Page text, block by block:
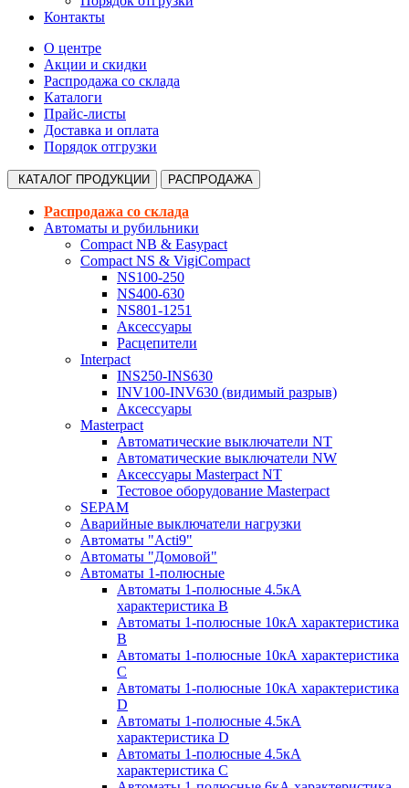
Контакты
О центре
Акции и скидки
Распродажа со склада
Каталоги
Прайс-листы
Доставка и оплата
Порядок отгрузки
КАТАЛОГ ПРОДУКЦИИ РАСПРОДАЖА
Распродажа со склада
Автоматы и рубильники
Compact NB & Easypact
Compact NS & VigiCompact
NS100-250
NS400-630
NS801-1251
Аксессуары
Расцепители
Interpact
INS250-INS630
INV100-INV630 (видимый разрыв)
Аксессуары
Masterpact
Автоматические выключатели NT
Автоматические выключатели NW
Аксессуары Masterpact NT
Тестовое оборудование Masterpact
SEPAM
Аварийные выключатели нагрузки
Автоматы "Acti9"
Автоматы "Домовой"
Автоматы 1-полюсные
Автоматы 1-полюсные 4.5кА
характеристика В
Автоматы 1-полюсные 10кА характеристика
B
Автоматы 1-полюсные 10кА характеристика
C
Автоматы 1-полюсные 10кА характеристика
D
Автоматы 1-полюсные 4.5кА
характеристика D
Автоматы 1-полюсные 4.5кА
характеристика С